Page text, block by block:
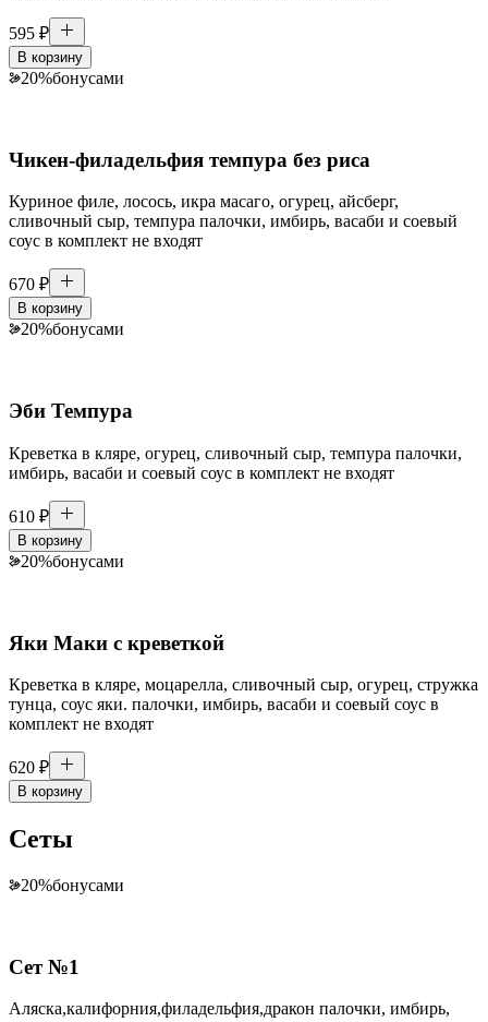
595 ₽
В корзину
20%бонусами
Чикен-филадельфия темпура без риса
Куриное филе, лосось, икра масаго, огурец, айсберг,
сливочный сыр, темпура палочки, имбирь, васаби и соевый
соус в комплект не входят
670 ₽
В корзину
20%бонусами
Эби Темпура
Креветка в кляре, огурец, сливочный сыр, темпура палочки,
имбирь, васаби и соевый соус в комплект не входят
610 ₽
В корзину
20%бонусами
Яки Маки с креветкой
Креветка в кляре, моцарелла, сливочный сыр, огурец, стружка
тунца, соус яки. палочки, имбирь, васаби и соевый соус в
комплект не входят
620 ₽
В корзину
Сеты
20%бонусами
Сет №1
Аляска,калифорния,филадельфия,дракон палочки, имбирь,